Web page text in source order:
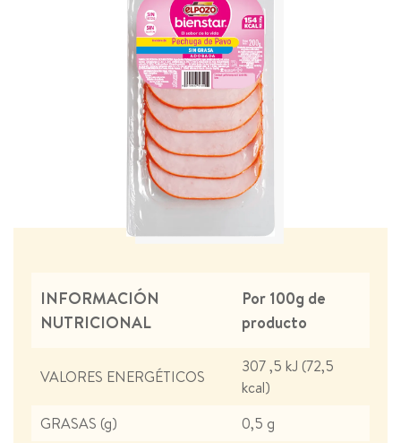
INFORMACIÓN
NUTRICIONAL
Por 100g de
producto
VALORES ENERGÉTICOS
307 ,5 kJ (72,5
kcal)
GRASAS (g)
0,5 g